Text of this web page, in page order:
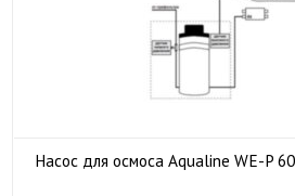
Насос для осмоса Aqualine WE-P